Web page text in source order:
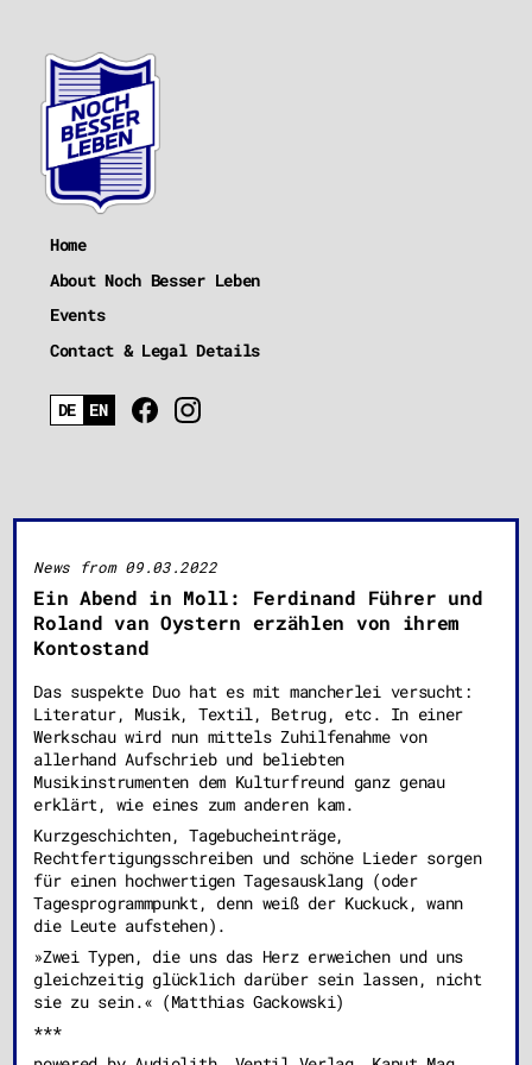
Home
About Noch Besser Leben
Events
Contact & Legal Details
News from 09.03.2022
Ein Abend in Moll: Ferdinand Führer und
Roland van Oystern erzählen von ihrem
Kontostand
Das suspekte Duo hat es mit mancherlei versucht:
Literatur, Musik, Textil, Betrug, etc. In einer
Werkschau wird nun mittels Zuhilfenahme von
allerhand Aufschrieb und beliebten
Musikinstrumenten dem Kulturfreund ganz genau
erklärt, wie eines zum anderen kam.
Kurzgeschichten, Tagebucheinträge,
Rechtfertigungsschreiben und schöne Lieder sorgen
für einen hochwertigen Tagesausklang (oder
Tagesprogrammpunkt, denn weiß der Kuckuck, wann
die Leute aufstehen).
»Zwei Typen, die uns das Herz erweichen und uns
gleichzeitig glücklich darüber sein lassen, nicht
sie zu sein.« (Matthias Gackowski)
***